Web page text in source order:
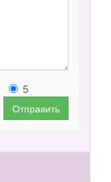
5
Отправить